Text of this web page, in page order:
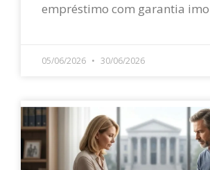
empréstimo com garantia
05/06/2026 30/06/2026